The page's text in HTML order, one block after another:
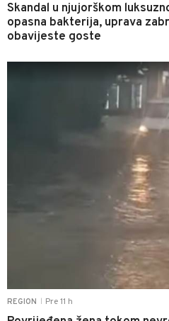
Skandal u njujorškom
opasna bakterija, uprava
obavijeste goste
REGION Pre 11 h